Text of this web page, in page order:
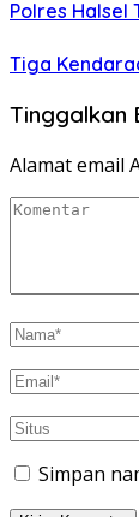
Polres Halsel
Tiga
Tinggalkan
Alamat email
Simpan